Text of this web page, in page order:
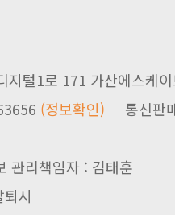
지털1로 171 가산에스케
(정보확인)
리책임자 : 김태훈
시